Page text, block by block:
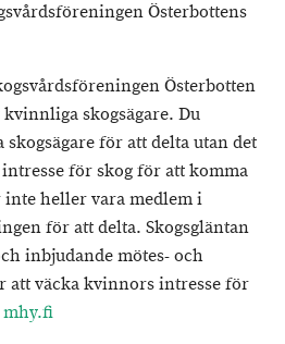
Österbottens
Österbotten
skogsägare. Du
för att delta utan det
för skog för att komma
inte heller vara medlem i
för att delta. Skogsgläntan
inbjudande mötes- och
att väcka kvinnors intresse för
mhy.fi